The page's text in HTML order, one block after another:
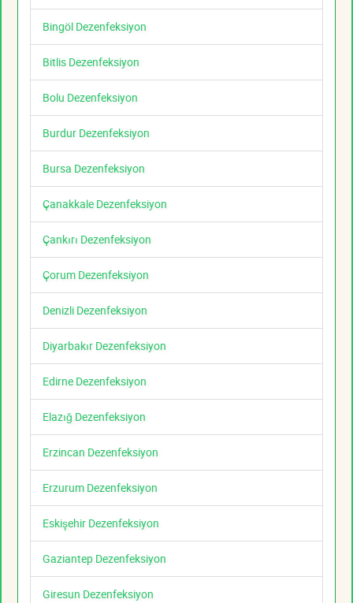
Bingöl Dezenfeksiyon
Bitlis Dezenfeksiyon
Bolu Dezenfeksiyon
Burdur Dezenfeksiyon
Bursa Dezenfeksiyon
Çanakkale Dezenfeksiyon
Çankırı Dezenfeksiyon
Çorum Dezenfeksiyon
Denizli Dezenfeksiyon
Diyarbakır Dezenfeksiyon
Edirne Dezenfeksiyon
Elazığ Dezenfeksiyon
Erzincan Dezenfeksiyon
Erzurum Dezenfeksiyon
Eskişehir Dezenfeksiyon
Gaziantep Dezenfeksiyon
Giresun Dezenfeksiyon